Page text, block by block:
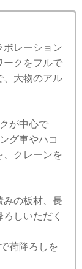
レーション
ークをフルで
、大物のアル
が中心で
グ車やハコ
クレーンを
みの板材、長
しいただく
荷降ろしを